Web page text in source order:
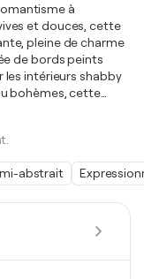
à
et douces, cette
pleine de charme
de bords peints
intérieurs shabby
bohèmes, cette
abstrait